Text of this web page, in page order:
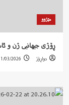
مێژوو
ڕۆژی جیهانیی ژن و
دواڕۆژ 03/2026